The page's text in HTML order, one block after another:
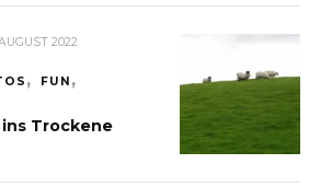
2022
FUN
Trockene